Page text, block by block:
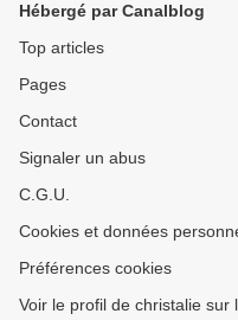
Hébergé par Canalblog
Top articles
Pages
Contact
Signaler un abus
C.G.U.
Cookies et données
Préférences cookies
Voir le profil de christalie sur